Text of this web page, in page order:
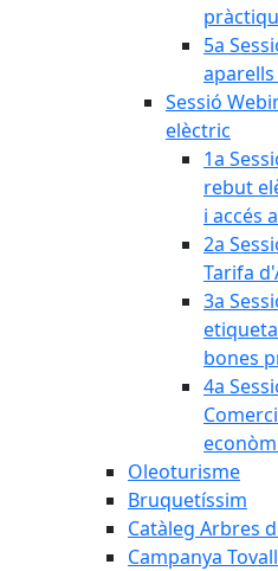
5a
Sessió
elèctric
1a
rebut
i accés
2a
Tarifa
3a
bones
4a
Oleoturisme
Bruquetíssim
Catàleg Arbres
Campanya